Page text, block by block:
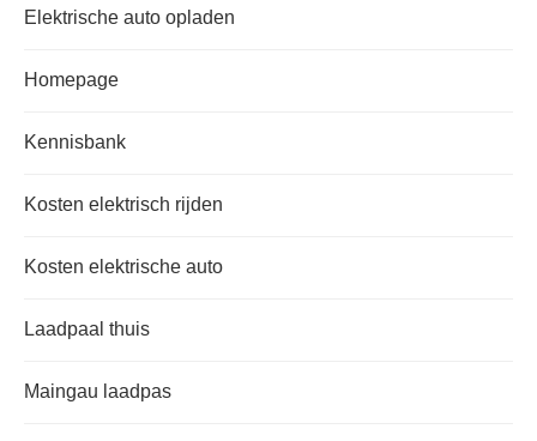
Elektrische auto opladen
Homepage
Kennisbank
Kosten elektrisch rijden
Kosten elektrische auto
Laadpaal thuis
Maingau laadpas